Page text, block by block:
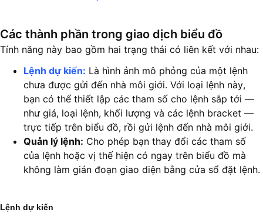
Các thành phần trong giao dịch biểu đồ
Tính năng này bao gồm hai trạng thái có liên kết với nhau:
Lệnh dự kiến: Là hình ảnh mô phỏng của một lệnh
chưa được gửi đến nhà môi giới. Với loại lệnh này,
bạn có thể thiết lập các tham số cho lệnh sắp tới —
như giá, loại lệnh, khối lượng và các lệnh bracket —
trực tiếp trên biểu đồ, rồi gửi lệnh đến nhà môi giới.
Quản lý lệnh: Cho phép bạn thay đổi các tham số
của lệnh hoặc vị thế hiện có ngay trên biểu đồ mà
không làm gián đoạn giao diện bằng cửa sổ đặt lệnh.
Lệnh dự kiến